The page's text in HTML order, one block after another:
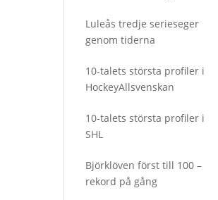
Luleås tredje serieseger
genom tiderna
10-talets största profiler i
HockeyAllsvenskan
10-talets största profiler i
SHL
Björklöven först till 100 –
rekord på gång